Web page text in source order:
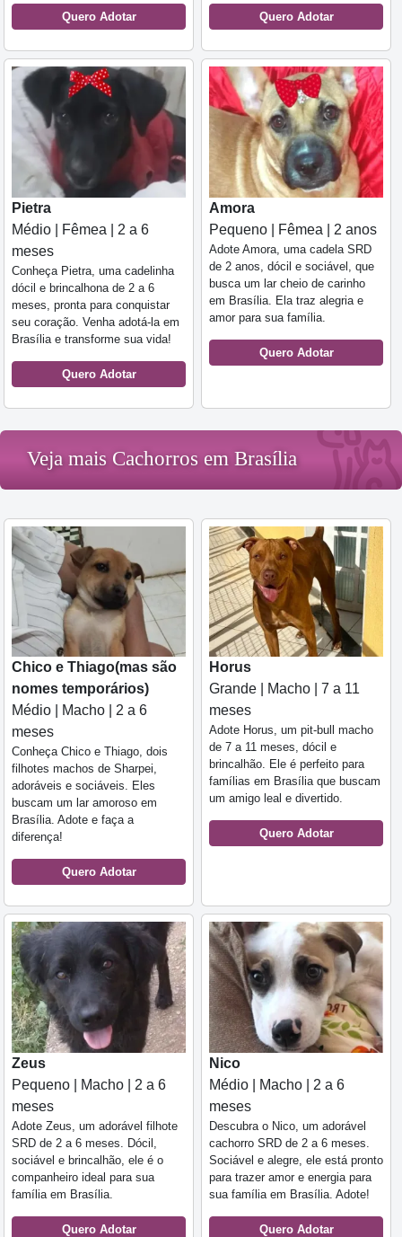
Quero Adotar Quero Adotar
Pietra
Médio | Fêmea | 2 a 6
meses
Conheça Pietra, uma cadelinha
dócil e brincalhona de 2 a 6
meses, pronta para conquistar
seu coração. Venha adotá-la em
Brasília e transforme sua vida!
Quero Adotar
Amora
Pequeno | Fêmea | 2 anos
Adote Amora, uma cadela SRD
de 2 anos, dócil e sociável, que
busca um lar cheio de carinho
em Brasília. Ela traz alegria e
amor para sua família.
Quero Adotar
Veja mais Cachorros em Brasília
Chico e Thiago(mas são
nomes temporários)
Médio | Macho | 2 a 6
meses
Conheça Chico e Thiago, dois
filhotes machos de Sharpei,
adoráveis e sociáveis. Eles
buscam um lar amoroso em
Brasília. Adote e faça a
diferença!
Quero Adotar
Horus
Grande | Macho | 7 a 11
meses
Adote Horus, um pit-bull macho
de 7 a 11 meses, dócil e
brincalhão. Ele é perfeito para
famílias em Brasília que buscam
um amigo leal e divertido.
Quero Adotar
Zeus
Pequeno | Macho | 2 a 6
meses
Adote Zeus, um adorável filhote
SRD de 2 a 6 meses. Dócil,
sociável e brincalhão, ele é o
companheiro ideal para sua
família em Brasília.
Quero Adotar
Nico
Médio | Macho | 2 a 6
meses
Descubra o Nico, um adorável
cachorro SRD de 2 a 6 meses.
Sociável e alegre, ele está pronto
para trazer amor e energia para
sua família em Brasília. Adote!
Quero Adotar